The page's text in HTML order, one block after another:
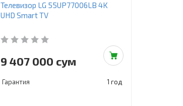
Телевизор LG 55UP77006LB 4K
UHD Smart TV
9 407 000 сум
Гарантия 1 год